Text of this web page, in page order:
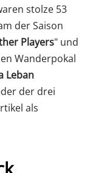
stolze 53
der Saison
Players" und
Wanderpokal
Leban
der drei
als